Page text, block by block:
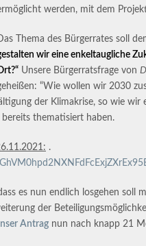
werden, mit dem
Thema des Bürgerrates soll
wir eine enkeltaugliche
Unsere Bürgerratsfrage von
“Wie wollen wir 2030
der Klimakrise, so wie wir
bereits thematisiert haben.
.
es nun endlich losgehen soll
der
Antrag nun nach knapp 21